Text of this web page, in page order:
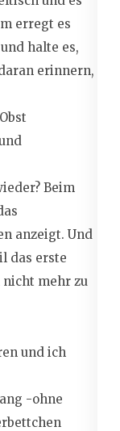
erregt es
halte es,
erinnern,
Beim
anzeigt. Und
das erste
mehr zu
und ich
-ohne